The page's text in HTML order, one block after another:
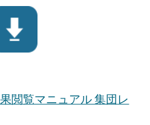
閲覧マニュアル 集団レ